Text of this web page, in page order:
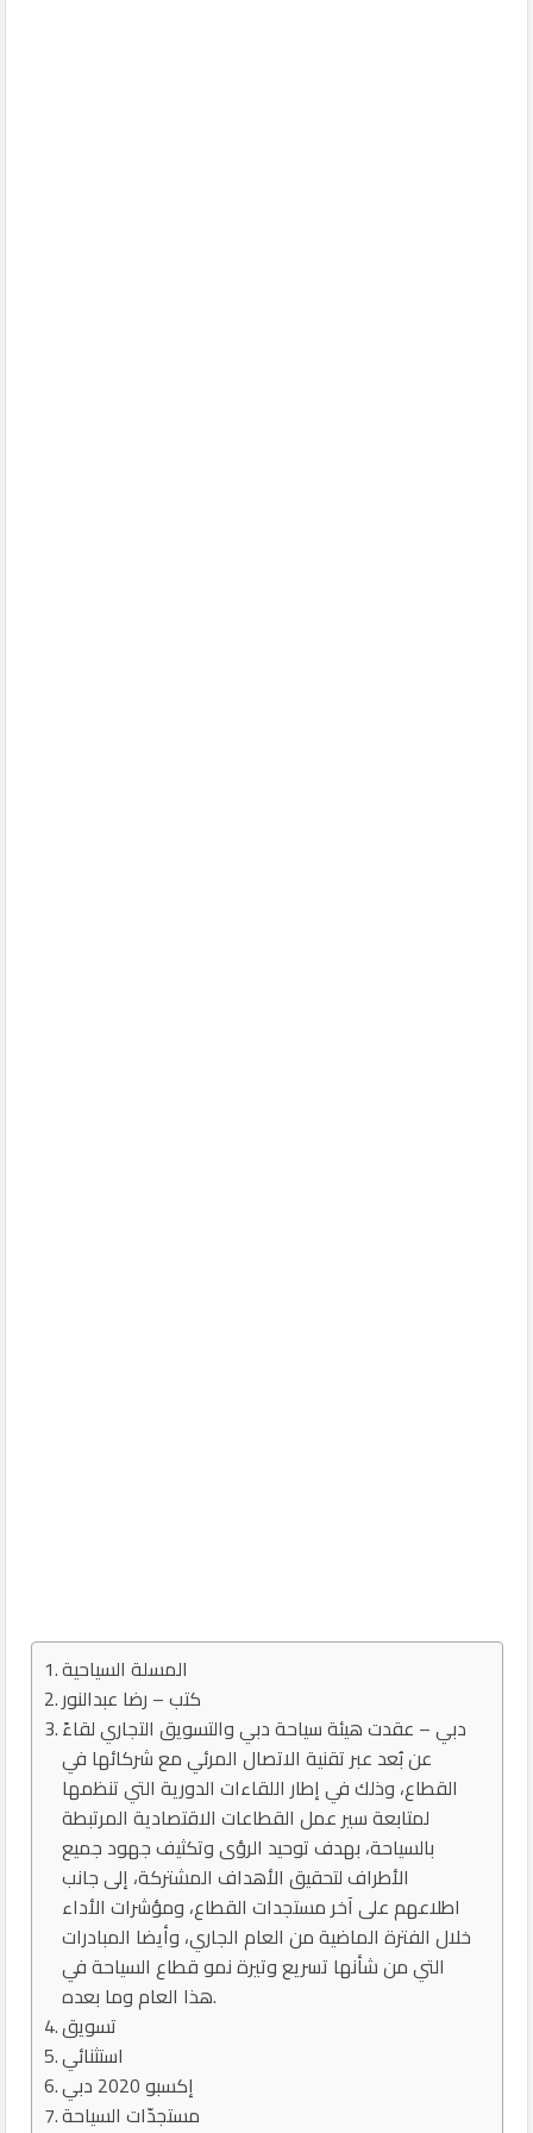
المسلة السياحية
كتب – رضا عبدالنور
دبي – عقدت هيئة سياحة دبي والتسويق التجاري لقاءً
عن بُعد عبر تقنية الاتصال المرئي مع شركائها في
القطاع، وذلك في إطار اللقاءات الدورية التي تنظمها
لمتابعة سير عمل القطاعات الاقتصادية المرتبطة
بالسياحة، بهدف توحيد الرؤى وتكثيف جهود جميع
الأطراف لتحقيق الأهداف المشتركة، إلى جانب
اطلاعهم على آخر مستجدات القطاع، ومؤشرات الأداء
خلال الفترة الماضية من العام الجاري، وأيضا المبادرات
التي من شأنها تسريع وتيرة نمو قطاع السياحة في
هذا العام وما بعده.
تسويق
استثنائي
إكسبو 2020 دبي
مستجدّات السياحة